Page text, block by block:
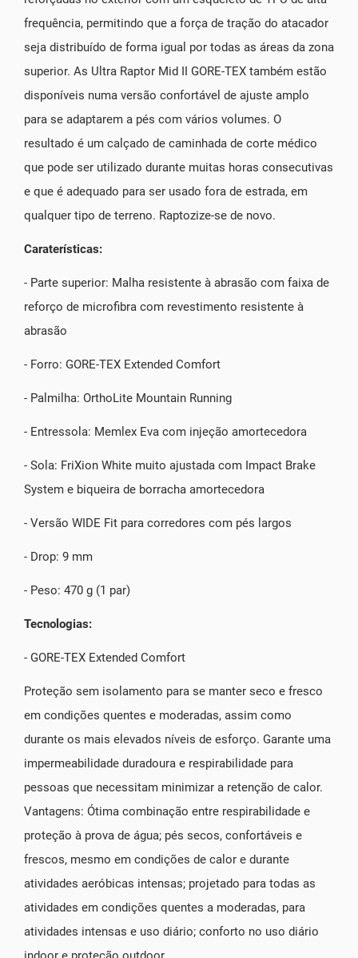
frequência, permitindo que a força de tração do atacador
seja distribuído de forma igual por todas as áreas da zona
superior. As Ultra Raptor Mid II GORE-TEX também estão
disponíveis numa versão confortável de ajuste amplo
para se adaptarem a pés com vários volumes. O
resultado é um calçado de caminhada de corte médico
que pode ser utilizado durante muitas horas consecutivas
e que é adequado para ser usado fora de estrada, em
qualquer tipo de terreno. Raptozize-se de novo.
Caraterísticas:
- Parte superior: Malha resistente à abrasão com faixa de
reforço de microfibra com revestimento resistente à
abrasão
- Forro: GORE-TEX Extended Comfort
- Palmilha: OrthoLite Mountain Running
- Entressola: Memlex Eva com injeção amortecedora
- Sola: FriXion White muito ajustada com Impact Brake
System e biqueira de borracha amortecedora
- Versão WIDE Fit para corredores com pés largos
- Drop: 9 mm
- Peso: 470 g (1 par)
Tecnologias:
- GORE-TEX Extended Comfort
Proteção sem isolamento para se manter seco e fresco
em condições quentes e moderadas, assim como
durante os mais elevados níveis de esforço. Garante uma
impermeabilidade duradoura e respirabilidade para
pessoas que necessitam minimizar a retenção de calor.
Vantagens: Ótima combinação entre respirabilidade e
proteção à prova de água; pés secos, confortáveis e
frescos, mesmo em condições de calor e durante
atividades aeróbicas intensas; projetado para todas as
atividades em condições quentes a moderadas, para
atividades intensas e uso diário; conforto no uso diário